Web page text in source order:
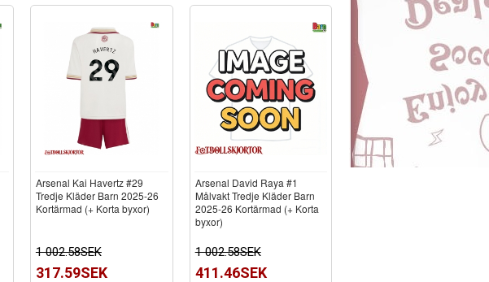
Arsenal Kai Havertz #29
Tredje Kläder Barn 2025-26
Kortärmad (+ Korta byxor)
1 002.58SEK
317.59SEK
Arsenal David Raya #1
Målvakt Tredje Kläder Barn
2025-26 Kortärmad (+ Korta
byxor)
1 002.58SEK
411.46SEK